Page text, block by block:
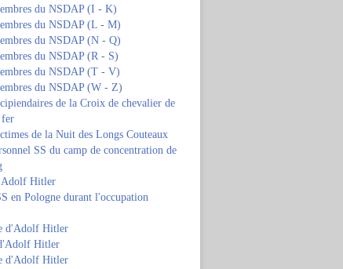
du NSDAP (I - K)
du NSDAP (L - M)
du NSDAP (N - Q)
du NSDAP (R - S)
du NSDAP (T - V)
du NSDAP (W - Z)
de la Croix de chevalier de
fer
de la Nuit des Longs Couteaux
SS du camp de concentration de
Hitler
en Pologne durant l'occupation
d'Adolf Hitler
Hitler
d'Adolf Hitler